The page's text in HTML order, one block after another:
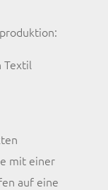
Textil
mit einer
auf eine